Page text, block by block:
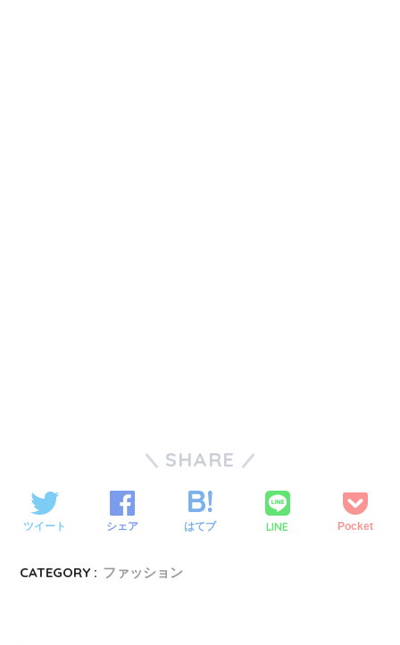
SHARE
ツイート シェア はてブ LINE Pocket
CATEGORY : ファッション